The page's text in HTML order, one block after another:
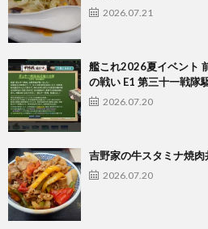
2026.07.21
艦これ2026夏イベント
の戦い E1 第三十一戦隊
2026.07.20
吉野家の牛スタミナ焼肉
2026.07.20